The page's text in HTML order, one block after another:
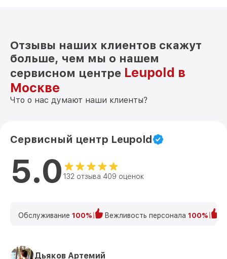
Отзывы наших клиентов скажут
больше, чем мы о нашем
сервисном центре Leupold в
Москве
Что о нас думают наши клиенты?
Сервисный центр Leupold
5.0 132 отзыва 409 оценок
Обслуживание 100% Вежливость персонала 100%
Дьяков Артемий